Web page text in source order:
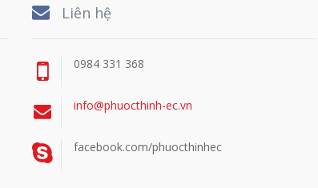
Liên hệ
0984 331 368
info@phuocthinh-ec.vn
facebook.com/phuocthinhec